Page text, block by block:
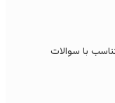
سوالات